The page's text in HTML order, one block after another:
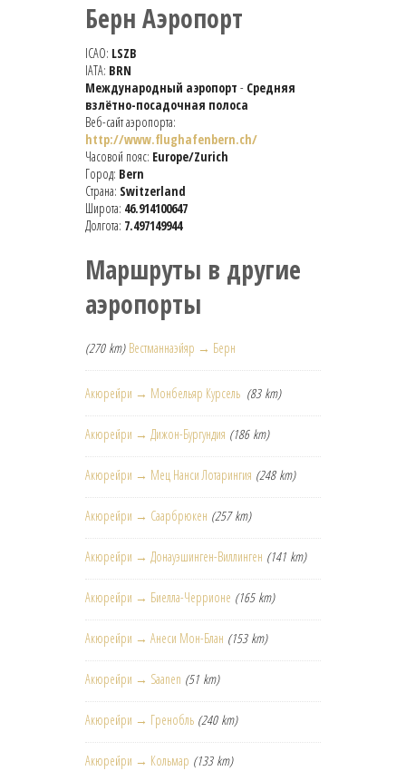
Берн Аэропорт
ICAO: LSZB
IATA: BRN
Международный аэропорт - Средняя
взлётно-посадочная полоса
Веб-сайт аэропорта:
http://www.flughafenbern.ch/
Часовой пояс: Europe/Zurich
Город: Bern
Страна: Switzerland
Широта: 46.914100647
Долгота: 7.497149944
Маршруты в другие
аэропорты
(270 km) Вестманнаэйяр → Берн
Акюрейри → Монбельяр Курсель (83 km)
Акюрейри → Дижон-Бургундия (186 km)
Акюрейри → Мец Нанси Лотарингия (248 km)
Акюрейри → Саарбрюкен (257 km)
Акюрейри → Донауэшинген-Виллинген (141 km)
Акюрейри → Биелла-Черрионе (165 km)
Акюрейри → Анеси Мон-Блан (153 km)
Акюрейри → Saanen (51 km)
Акюрейри → Гренобль (240 km)
Акюрейри → Кольмар (133 km)